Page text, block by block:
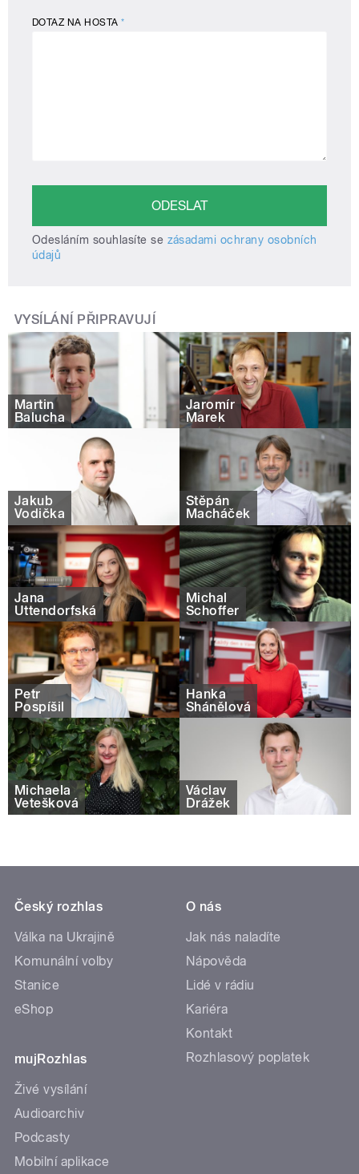
DOTAZ NA HOSTA*
Odesláním souhlasíte se zásadami ochrany osobních
údajů
VYSÍLÁNÍ PŘIPRAVUJÍ
Martin
Balucha
Jaromír
Marek
Jakub
Vodička
Štěpán
Macháček
Jana
Uttendorfská
Michal
Schoffer
Petr
Pospíšil
Hanka
Shánělová
Michaela
Vetešková
Václav
Drážek
Český rozhlas
Válka na Ukrajině
Komunální volby
Stanice
eShop
mujRozhlas
Živé vysílání
Audioarchiv
Podcasty
Mobilní aplikace
O nás
Jak nás naladíte
Nápověda
Lidé v rádiu
Kariéra
Kontakt
Rozhlasový poplatek